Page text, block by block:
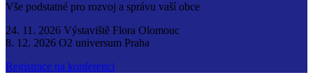
Vše podstatné pro rozvoj a správu vaší obce
24. 11. 2026 Výstaviště Flora Olomouc
8. 12. 2026 O2 universum Praha
Registrace na konferenci